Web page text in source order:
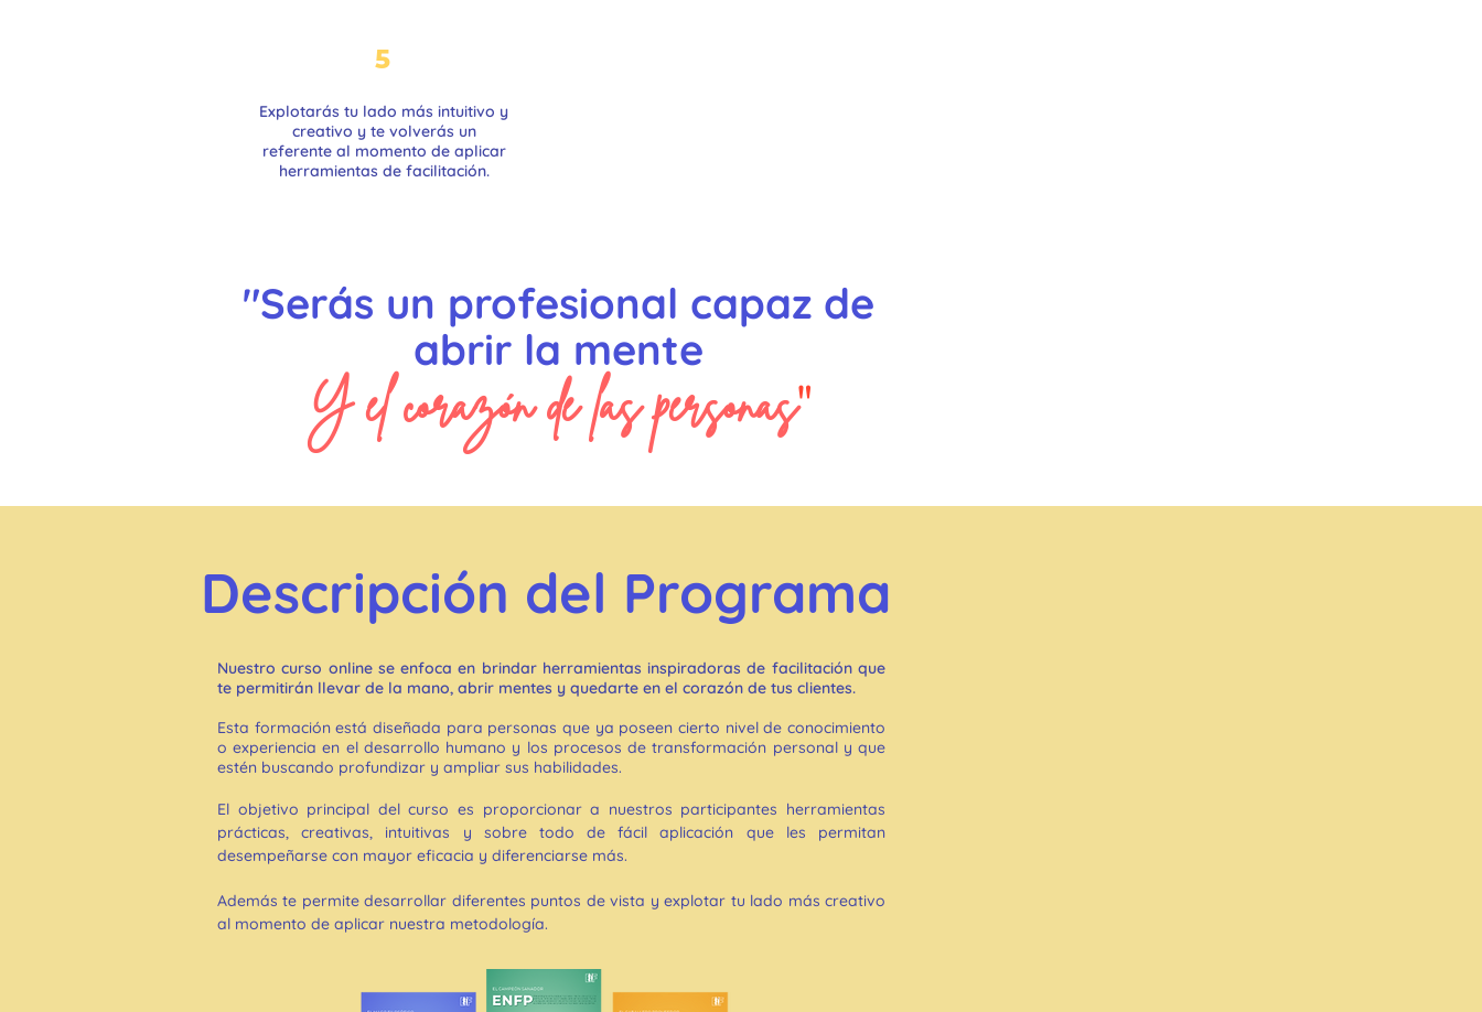
5
Explotarás tu lado más intuitivo y
creativo y te volverás un
referente al momento de aplicar
herramientas de facilitación.
"Serás un profesional capaz de
abrir la mente
Y el corazón de las personas"
´
Descripción del Programa
Nuestro curso online se enfoca en brindar herramientas inspiradoras de facilitación que
te permitirán llevar de la mano, abrir mentes y quedarte en el corazón de tus clientes.
Esta formación está diseñada para personas que ya poseen cierto nivel de conocimiento
o experiencia en el desarrollo humano y los procesos de transformación personal y que
estén buscando profundizar y ampliar sus habilidades.
El objetivo principal del curso es proporcionar a nuestros participantes herramientas
prácticas, creativas, intuitivas y sobre todo de fácil aplicación que les permitan
desempeñarse con mayor eficacia y diferenciarse más.
Además te permite desarrollar diferentes puntos de vista y explotar tu lado más creativo
al momento de aplicar nuestra metodología.